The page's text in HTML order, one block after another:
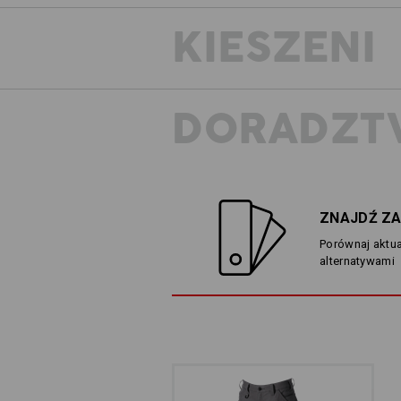
KIESZENI
ZNAJDŹ
Porównaj
alternatywami